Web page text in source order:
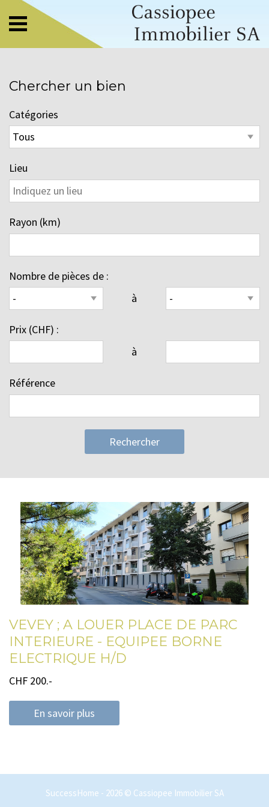
Chercher un bien
Catégories
Lieu
Rayon (km)
Nombre de pièces de :
à
Prix (CHF) :
à
Référence
VEVEY ; A LOUER PLACE DE PARC
INTERIEURE - EQUIPEE BORNE
ELECTRIQUE H/D
CHF 200.-
En savoir plus
SuccessHome - 2026 © Cassiopee Immobilier SA